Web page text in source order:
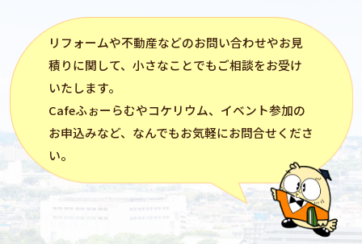
リフォームや不動産などのお問い合わせやお見
積りに関して、小さなことでもご相談をお受け
いたします。
Cafeふぉーらむやコケリウム、イベント参加の
お申込みなど、なんでもお気軽にお問合せくださ
い。